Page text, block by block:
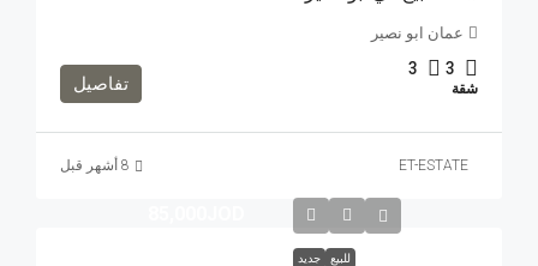
عمان ابو نصير
3
3
شقة تفاصيل
ET-ESTATE
للبيع جديد